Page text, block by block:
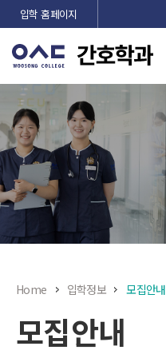
입학 홈페이지
Home 입학정보 모집안내
모집안내